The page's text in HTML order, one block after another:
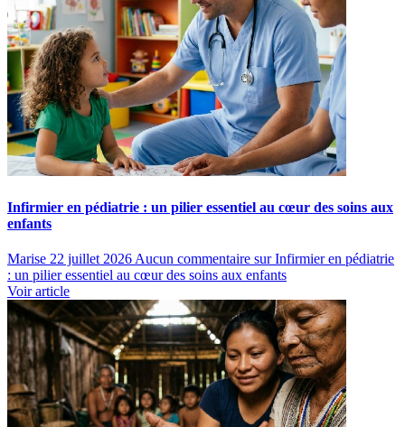
Infirmier en pédiatrie : un pilier essentiel au cœur des soins aux
enfants
Marise 22 juillet 2026 Aucun commentaire sur Infirmier en pédiatrie
: un pilier essentiel au cœur des soins aux enfants
Voir article